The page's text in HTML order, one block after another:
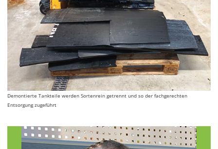
Demontierte Tankteile werden Sortenrein getrennt und so der fachgerechten
Entsorgung zugeführt